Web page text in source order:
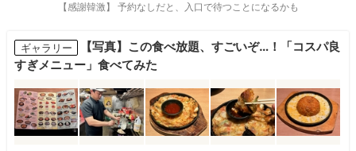
【感謝韓激】 予約なしだと、入口で待つことになるかも
ギャラリー
【写真】この食べ放題、すごいぞ…！「コスパ良
すぎメニュー」食べてみた